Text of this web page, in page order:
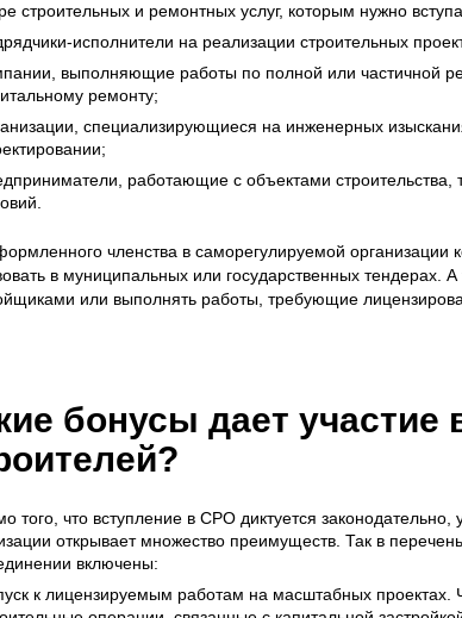
строительных и ремонтных услуг, которым нужно
исполнители на реализации строительных
выполняющие работы по полной или частичной
ремонту;
специализирующиеся на инженерных
работающие с объектами
членства в саморегулируемой
в муниципальных или государственных тендерах.
или выполнять работы, требующие
бонусы дает участие
того, что вступление в СРО диктуется законодательно,
открывает множество преимуществ. Так в
включены:
к лицензируемым работам на масштабных проектах.